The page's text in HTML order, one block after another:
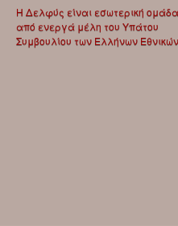
Η Δελφύς είναι εσωτερική ομάδα
από ενεργά μέλη του Υπάτου
Συμβουλίου των Ελλήνων